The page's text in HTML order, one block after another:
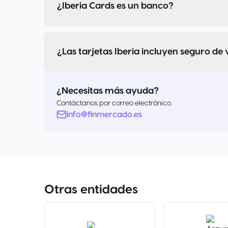
¿Iberia Cards es un banco?
¿Las tarjetas Iberia incluyen seguro de
¿Necesitas más ayuda?
Contáctanos por correo electrónico.
info@finmercado.es
Otras entidades